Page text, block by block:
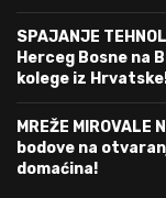
SPAJANJE
Herceg Bosne na
kolege iz
MREŽE
bodove na
domaćina!